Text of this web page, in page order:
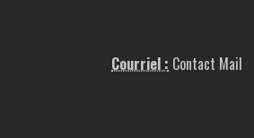
Courriel : Contact Mail